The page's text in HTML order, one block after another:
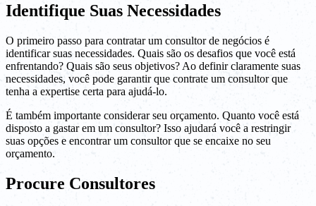
Identifique Suas Necessidades
O primeiro passo para contratar um consultor de negócios é
identificar suas necessidades. Quais são os desafios que você está
enfrentando? Quais são seus objetivos? Ao definir claramente suas
necessidades, você pode garantir que contrate um consultor que
tenha a expertise certa para ajudá-lo.
É também importante considerar seu orçamento. Quanto você está
disposto a gastar em um consultor? Isso ajudará você a restringir
suas opções e encontrar um consultor que se encaixe no seu
orçamento.
Procure Consultores